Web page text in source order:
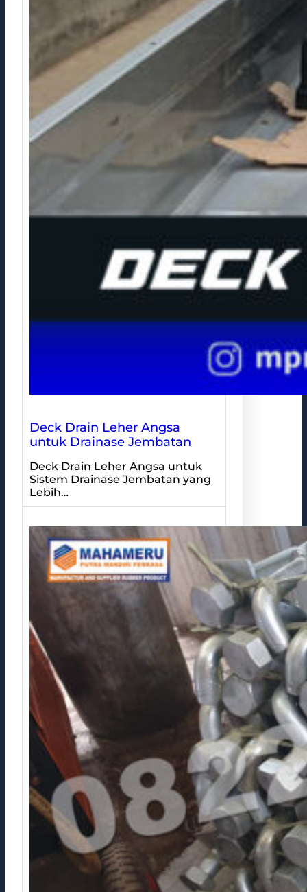
Deck Drain Leher Angsa
untuk Drainase Jembatan
Deck Drain Leher Angsa untuk
Sistem Drainase Jembatan yang
Lebih…